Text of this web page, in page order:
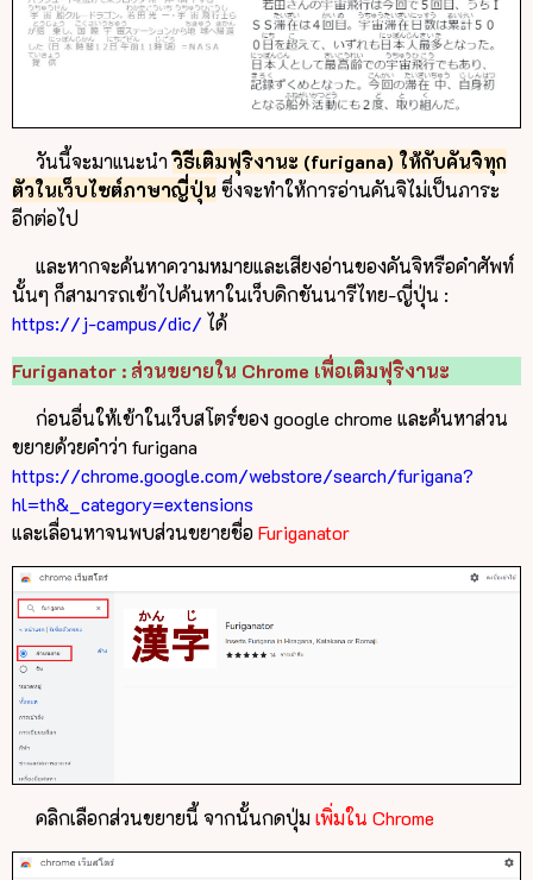
วันนี้จะมาแนะนำวิธีเติมฟุริงานะ (furigana) ให้กับคันจิทุก
ตัวในเว็บไซต์ภาษาญี่ปุ่น ซึ่งจะทำให้การอ่านคันจิไม่เป็นภาระ
อีกต่อไป
และหากจะค้นหาความหมายและเสียงอ่านของคันจิหรือคำศัพท์
นั้นๆ ก็สามารถเข้าไปค้นหาในเว็บดิกชันนารีไทย-ญี่ปุ่น :
https://j-campus/dic/ ได้
Furiganator : ส่วนขยายใน Chrome เพื่อเติมฟุริงานะ
ก่อนอื่นให้เข้าในเว็บสโตร์ของ google chrome และค้นหาส่วน
ขยายด้วยคำว่า furigana
https://chrome.google.com/webstore/search/furigana?
hl=th&_category=extensions
และเลื่อนหาจนพบส่วนขยายชื่อFuriganator
คลิกเลือกส่วนขยายนี้ จากนั้นกดปุ่มเพิ่มใน Chrome